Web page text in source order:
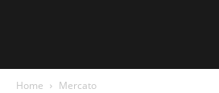
Home Mercato